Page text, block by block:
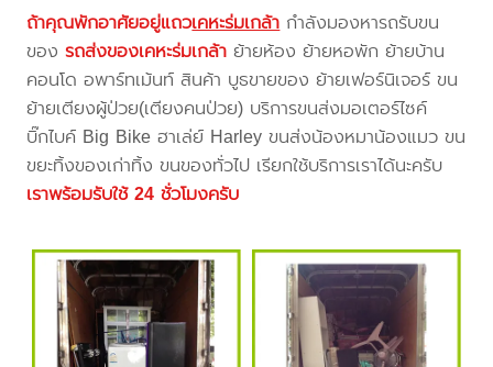
ถ้าคุณพักอาศัยอยู่แถวเคหะร่มเกล้า กำลังมองหารถรับขน
ของรถส่งของเคหะร่มเกล้า ย้ายห้อง ย้ายหอพัก ย้ายบ้าน
คอนโด อพาร์ทเม้นท์ สินค้า บูธขายของ ย้ายเฟอร์นิเจอร์ ขน
ย้ายเตียงผู้ป่วย(เตียงคนป่วย) บริการขนส่งมอเตอร์ไซค์
บิ๊กไบค์ Big Bike ฮาเล่ย์ Harley ขนส่งน้องหมาน้องแมว ขน
ขยะทิ้งของเก่าทิ้ง ขนของทั่วไป เรียกใช้บริการเราได้นะครับ
เราพร้อมรับใช้ 24 ชั่วโมงครับ